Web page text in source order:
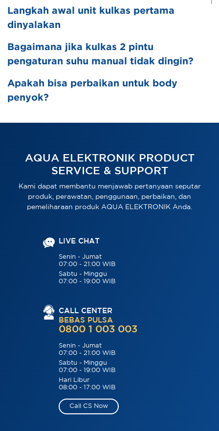
Langkah awal unit kulkas pertama
dinyalakan
Bagaimana jika kulkas 2 pintu
pengaturan suhu manual tidak dingin?
Apakah bisa perbaikan untuk body
penyok?
AQUA ELEKTRONIK PRODUCT
SERVICE & SUPPORT
Kami dapat membantu menjawab pertanyaan seputar
produk, perawatan, penggunaan, perbaikan, dan
pemeliharaan produk AQUA ELEKTRONIK Anda.
LIVE CHAT
Senin - Jumat
07:00 - 21:00 WIB
Sabtu - Minggu
07:00 - 19:00 WIB
CALL CENTER
BEBAS PULSA
0800 1 003 003
Senin - Jumat
07:00 - 21:00 WIB
Sabtu - Minggu
07:00 - 19:00 WIB
Hari Libur
08:00 - 17:00 WIB
Call CS Now